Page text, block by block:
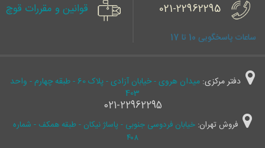
021-22962295
ساعات پاسخگویی 10 تا 17
قوانین و مقررات قوچ
دفتر مرکزی:
میدان هروی - خیابان آزادی - پلاک 60 - طبقه چهارم - واحد
403
021-22962295
فروش تهران: خیابان فردوسی جنوبی - پاساژ نیکان - طبقه همکف - شماره
۴۰۸